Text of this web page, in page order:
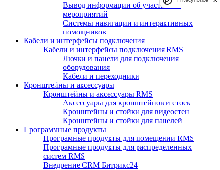
Вывод информации об участниках
мероприятий
Системы навигации и интерактивных
помощников
Кабели и интерфейсы подключения
Кабели и интерфейсы подключения RMS
Лючки и панели для подключения
оборудования
Кабели и переходники
Кронштейны и аксессуары
Кронштейны и аксессуары RMS
Аксессуары для кронштейнов и стоек
Кронштейны и стойки для видеостен
Кронштейны и стойки для панелей
Программные продукты
Програмные продукты для помещений RMS
Програмные продукты для распределенных
систем RMS
Внедрение CRM Битрикс24